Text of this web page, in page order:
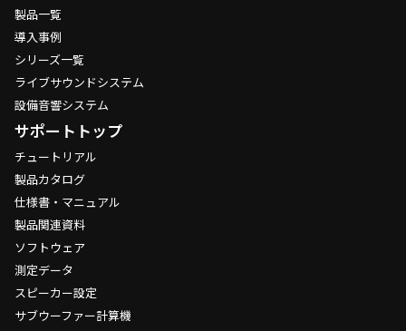
製品一覧
導入事例
シリーズ一覧
ライブサウンドシステム
設備音響システム
サポートトップ
チュートリアル
製品カタログ
仕様書・マニュアル
製品関連資料
ソフトウェア
測定データ
スピーカー設定
サブウーファー計算機